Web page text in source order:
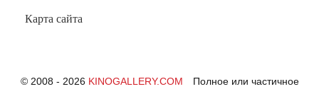
Карта сайта
© 2008 - 2026 KINOGALLERY.COM
Полное или частичное